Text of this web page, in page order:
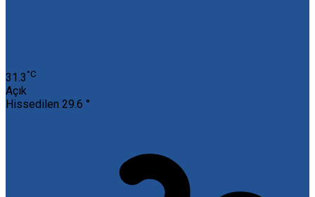
31.3 ‎°C
Açık
Hissedilen 29.6 °